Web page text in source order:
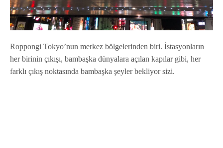
Roppongi Tokyo’nun merkez bölgelerinden biri. İstasyonların
her birinin çıkışı, bambaşka dünyalara açılan kapılar gibi, her
farklı çıkış noktasında bambaşka şeyler bekliyor sizi.